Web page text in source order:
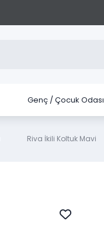
Genç / Çocuk Odası
Riva İkili Koltuk Mavi